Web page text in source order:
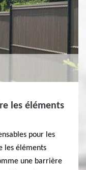
les éléments
pour les
les éléments
une barrière